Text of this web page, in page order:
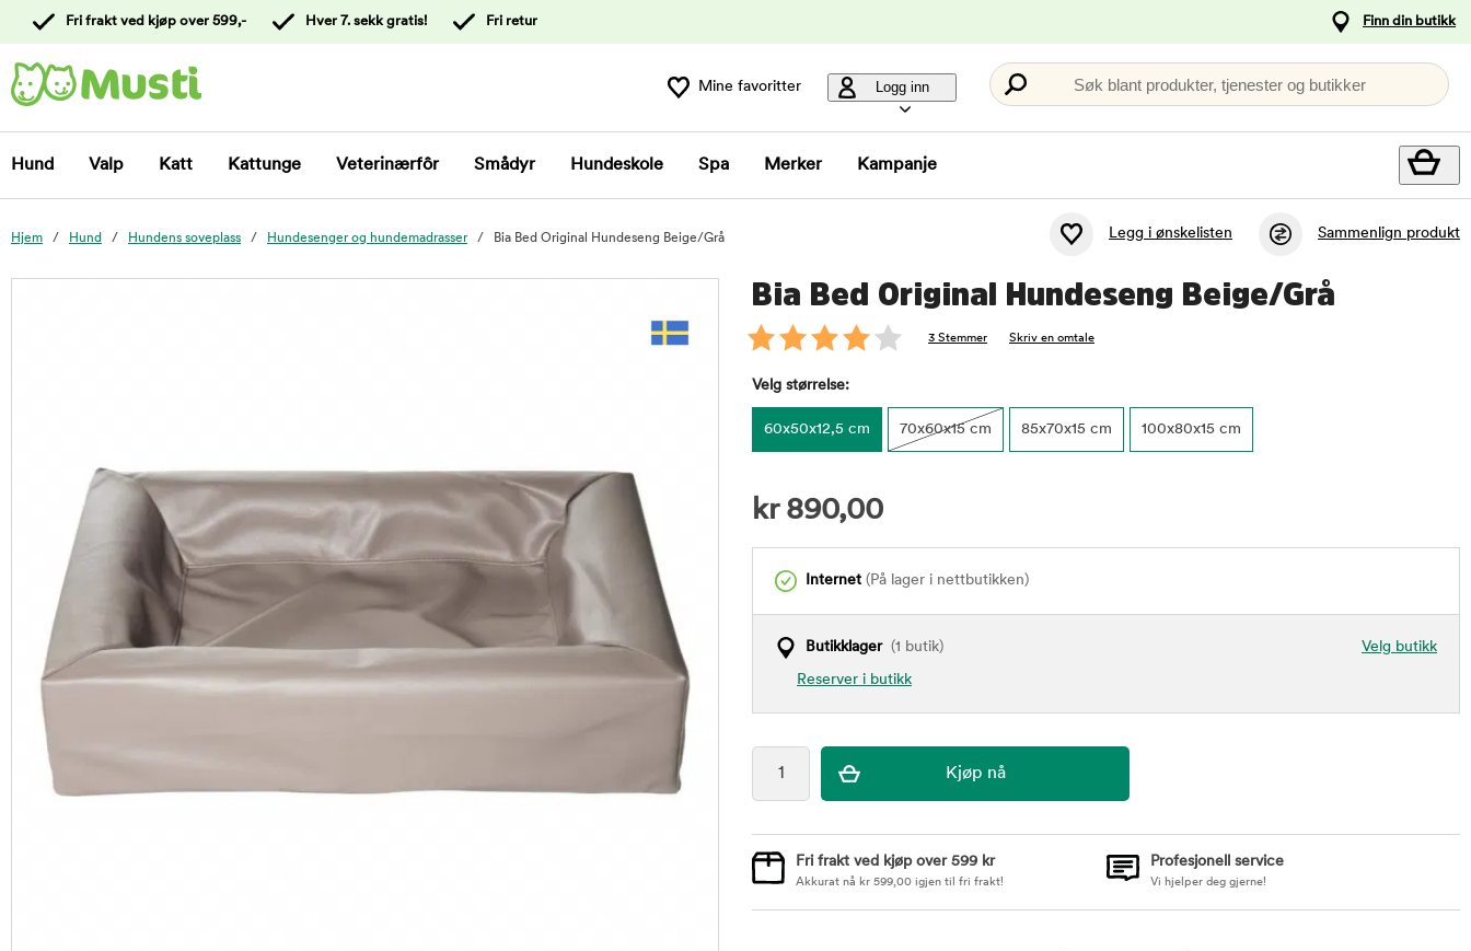
kundeservice
Fri frakt ved kjøp over 599,- Hver 7. sekk gratis! Fri retur Finn din butikk
Mine favoritter Logg inn Søk blant produkter, tjenester og butikker
Hund Valp Katt Kattunge Veterinærfôr Smådyr Hundeskole Spa Merker Kampanje
Hjem Hund Hundens soveplass Hundesenger og hundemadrasser Bia Bed Original Hundeseng Beige/Grå Legg i ønskelisten Sammenlign produkt
Bia Bed Original Hundeseng Beige/Grå
3 Stemmer Skriv en omtale
Velg størrelse:
60x50x12,5 cm 70x60x15 cm 85x70x15 cm 100x80x15 cm
kr 890,00
Internet (På lager i nettbutikken)
Velg butikk
Butikklager(1 butik)
Reserver i butikk
Fri frakt ved kjøp over 599 kr
Akkurat nå kr 599,00 igjen til fri frakt!
Profesjonell service
Vi hjelper deg gjerne!